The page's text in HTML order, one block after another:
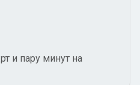
и пару минут на